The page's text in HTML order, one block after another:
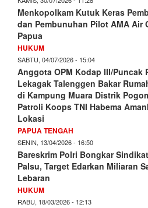
Menkopolkam Kutuk Keras
dan Pembunuhan Pilot AMA Air
Papua
HUKUM
SABTU, 04/07/2026 - 15:04
Anggota OPM Kodap III/Puncak
Lekagak Talenggen Bakar
di Kampung Muara Distrik
Patroli Koops TNI Habema
Lokasi
PAPUA TENGAH
SENIN, 13/04/2026 - 16:50
Bareskrim Polri Bongkar
Palsu, Target Edarkan Miliaran
Lebaran
HUKUM
RABU, 18/03/2026 - 12:13